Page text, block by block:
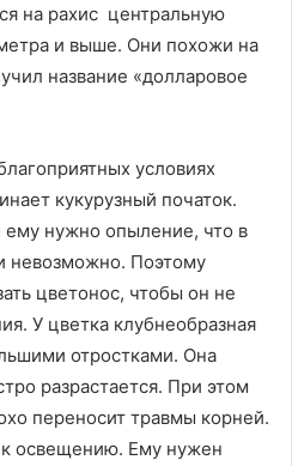
на рахис центральную
и выше. Они похожи на
название «долларовое
условиях
кукурузный початок.
нужно опыление, что в
невозможно. Поэтому
цветонос, чтобы он не
У цветка клубнеобразная
отростками. Она
разрастается. При этом
переносит травмы корней.
к освещению. Ему нужен